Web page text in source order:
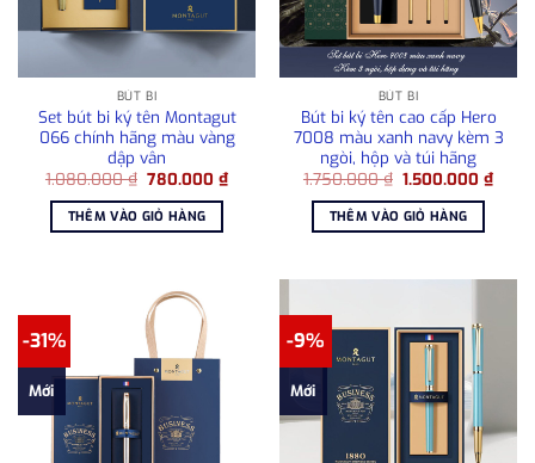
BÚT BI
Set bút bi ký tên Montagut
066 chính hãng màu vàng
dập vân
1.080.000₫ Giá
là:
1.080.000 ₫.
780.000₫Giá
THÊM VÀO GIỎ HÀNG
BÚT BI
Bút bi ký tên cao cấp Hero
7008 màu xanh navy kèm 3
ngòi, hộp và túi hãng
1.750.000₫ Giá
là:
1.750.000 ₫.
1.500.000₫Giá
THÊM VÀO GIỎ HÀNG
-31%
Mới
-9%
Mới